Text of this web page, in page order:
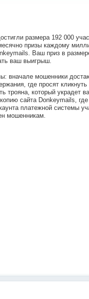
размера 192 000
призы каждому
Ваш приз в
ваш выигрыш.
вначале мошенники
где просят
трояна, который украдет
сайта Donkeymails, где
платежной системы
мошенникам.